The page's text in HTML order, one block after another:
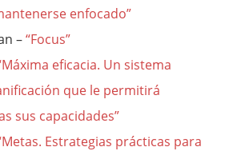
enfocado”
–“Focus”
eficacia. Un sistema
que le permitirá
sus capacidades”
Estrategias prácticas para